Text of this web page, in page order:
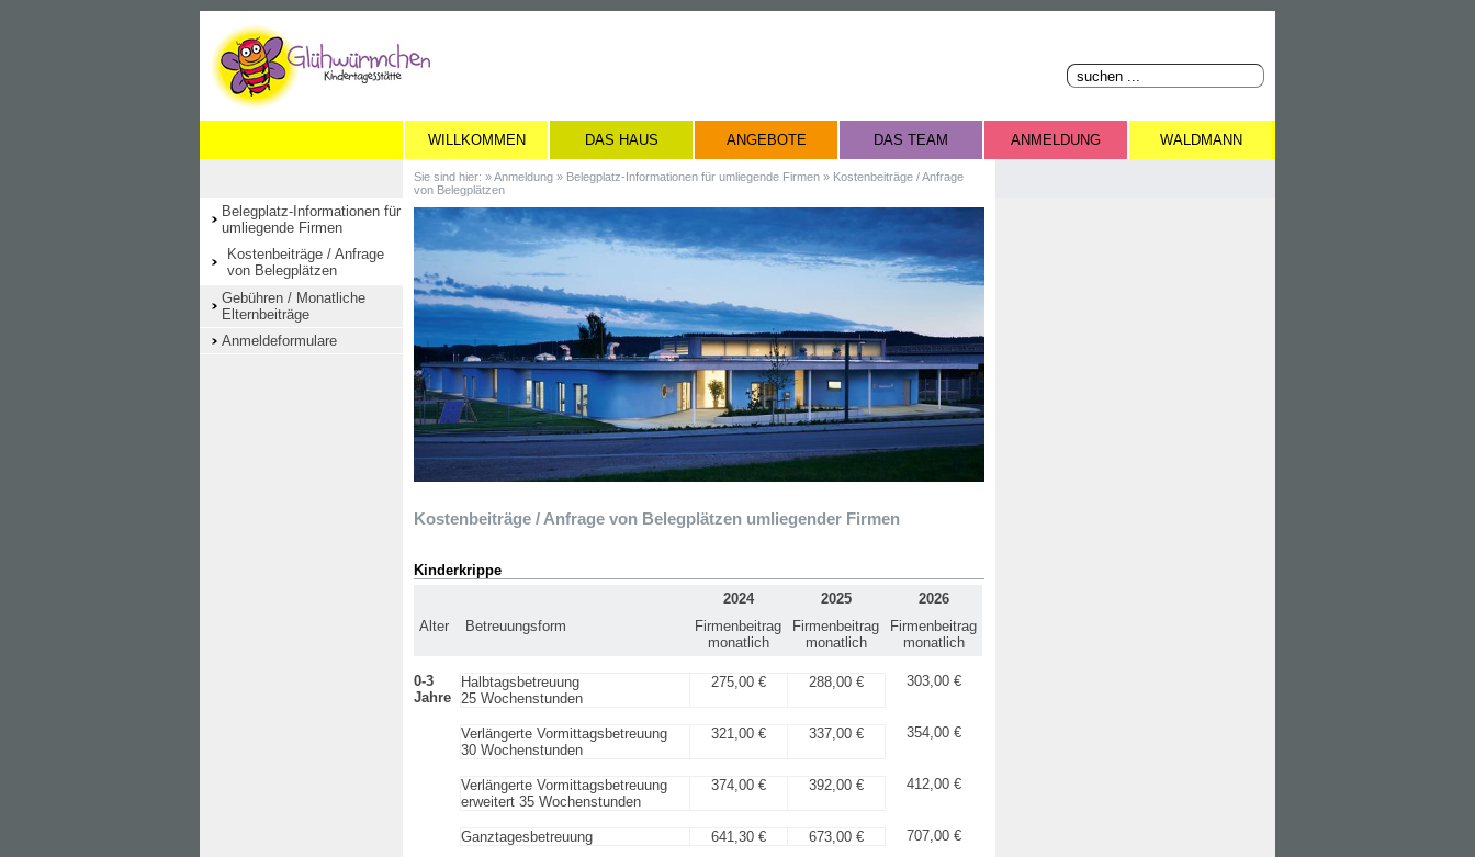
WILLKOMMEN DAS HAUS ANGEBOTE DAS TEAM ANMELDUNG WALDMANN
Belegplatz-Informationen für
umliegende Firmen
Kostenbeiträge / Anfrage
von Belegplätzen
Gebühren / Monatliche
Elternbeiträge
Anmeldeformulare
Sie sind hier: »Anmeldung » Belegplatz-Informationen für umliegende Firmen » Kostenbeiträge / Anfrage
von Belegplätzen
Kostenbeiträge / Anfrage von Belegplätzen umliegender Firmen
Kinderkrippe
2024
2025
2026
Alter
Betreuungsform
Firmenbeitrag
monatlich
Firmenbeitrag
monatlich
Firmenbeitrag
monatlich
0-3
Jahre
Halbtagsbetreuung
25 Wochenstunden
275,00 € 288,00 € 303,00 €
Verlängerte Vormittagsbetreuung
30 Wochenstunden
321,00 € 337,00 € 354,00 €
Verlängerte Vormittagsbetreuung
erweitert 35 Wochenstunden
374,00 € 392,00 € 412,00 €
Ganztagesbetreuung 641,30 € 673,00 € 707,00 €